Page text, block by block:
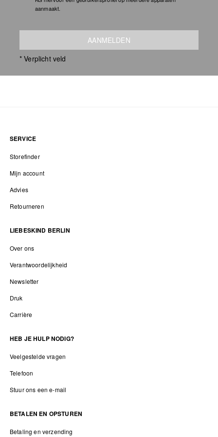
aanmaakt.
AANMELDEN
* Verplicht veld
SERVICE
Storefinder
Mijn account
Advies
Retourneren
LIEBESKIND BERLIN
Over ons
Verantwoordelijkheid
Newsletter
Druk
Carrière
HEB JE HULP NODIG?
Veelgestelde vragen
Telefoon
Stuur ons een e-mail
BETALEN EN OPSTUREN
Betaling en verzending